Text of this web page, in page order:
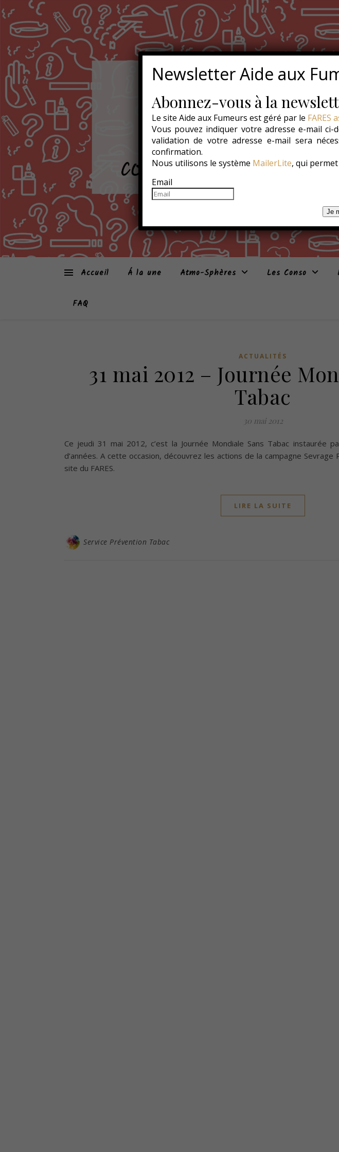
Accueil Á la une Atmo-Sphères Les Conso
FAQ
ACTUALITÉS
31 mai 2012 – Journée
Tabac
30 mai 2012
Ce jeudi 31 mai 2012, c’est la Journée Mondiale Sans Tabac instaurée
d’années. A cette occasion, découvrez les actions de la campagne
site du FARES.
LIRE LA SUITE
Service Prévention Tabac
Newsletter Aide aux
Abonnez-vous à la
Le site Aide aux Fumeurs est géré par le FARES
Vous pouvez indiquer votre adresse e-mail ci-
validation de votre adresse e-mail sera
confirmation.
Nous utilisons le système MailerLite, qui
Email
Je